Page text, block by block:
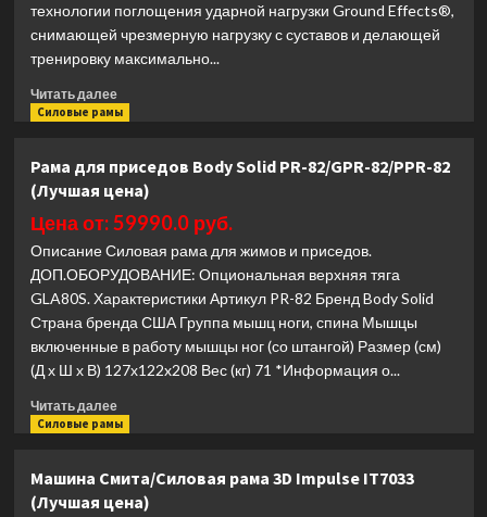
технологии поглощения ударной нагрузки Ground Effects®,
снимающей чрезмерную нагрузку с суставов и делающей
тренировку максимально...
Читать далееПрочитать
больше
дорожка
Precor
Energy
Series
TRM
223
(Лучшая
цена)
Силовые рамы
Рама для приседов Body Solid PR-82/GPR-82/PPR-82
(Лучшая цена)
Цена от: 59990.0 руб.
Описание Силовая рама для жимов и приседов.
ДОП.ОБОРУДОВАНИЕ: Опциональная верхняя тяга
GLA80S. Характеристики Артикул PR-82 Бренд Body Solid
Страна бренда США Группа мышц ноги, спина Мышцы
включенные в работу мышцы ног (со штангой) Размер (см)
(Д х Ш х В) 127х122x208 Вес (кг) 71 *Информация о...
Читать далееПрочитать
больше
для
приседов
Силовые рамы
Машина Смита/Силовая рама 3D Impulse IT7033
(Лучшая цена)